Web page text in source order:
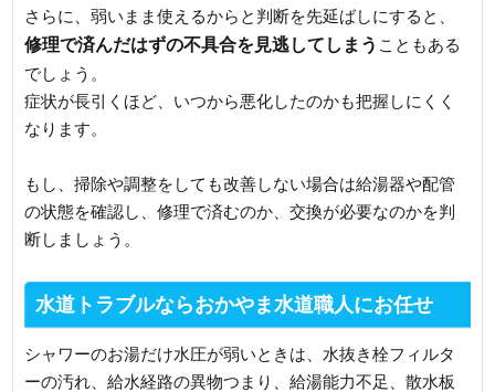
さらに、弱いまま使えるからと判断を先延ばしにすると、
修理で済んだはずの不具合を見逃してしまう こともある
でしょう。
症状が長引くほど、いつから悪化したのかも把握しにくく
なります。
もし、掃除や調整をしても改善しない場合は給湯器や配管
の状態を確認し、修理で済むのか、交換が必要なのかを判
断しましょう。
水道トラブルならおかやま水道職人にお任せ
シャワーのお湯だけ水圧が弱いときは、水抜き栓フィルタ
ーの汚れ、給水経路の異物つまり、給湯能力不足、散水板